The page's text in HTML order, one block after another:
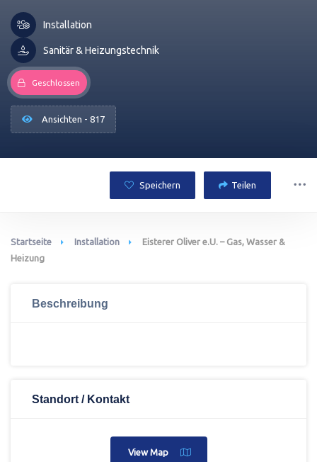
Installation
Sanitär & Heizungstechnik
Geschlossen
Ansichten - 817
Speichern Teilen
Startseite Installation
Eisterer Oliver e.U. – Gas, Wasser &
Heizung
Beschreibung
Standort / Kontakt
View Map